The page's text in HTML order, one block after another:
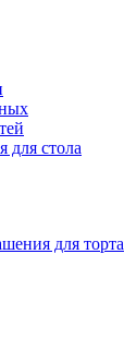
для стола
для торта